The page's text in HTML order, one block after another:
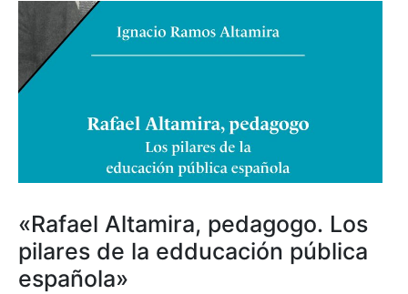
«Rafael Altamira, pedagogo. Los
pilares de la edducación pública
española»